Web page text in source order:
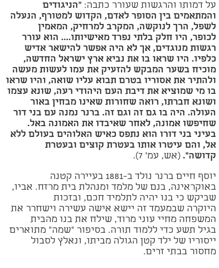
על דמותו והרגשות שעורר כתבה:"הניגודים
והמתאמים בין הסופר לאדם, הקדוש למטורף, הנעלה
לשפל, הרך לנוקשה, המקרב למרחיק, המאמין
לכופר, היו חלק בלתי נפרד מאישיותו.... הוא עורר
רגשות מנוגדים, אך לא היה אפשר להישאר אדיש
כלפיו. היו שראו בו את נביא ארץ ישראל החדשה,
מוכיח בשער המבקש להזעיק את עמו לעשות מעשה
ולהתיר את אסוריו בטרם תבוא עליו שואה, והיו שראו
בו מי שמוציא את דיבת העם היהודי רעה, שונא עצמו
ושונא חברתו, רואה שחורות שאינו מבחין באור
העולה. היה בו גם זה וגם זה. ברנר נמנה עם בני דור
שחיפשו אמונה, לאחר שאיבדו את האמונה באל.
בעיני בני דורו הוא נתפס כאיש האלוהים בעולם ללא
אל, והם עיטרו אותו בעטרת קוצים ובעטרת
קדושה". (אש, עמ' 7).
יוסף חיים ברנר נולד ב-1881 בעיירה קטנה
באוקראינה, בנם של מלמד ומנהלת בית מרזח. אביו,
שביקש כי בנו יהיה לתלמיד חכם, ובזכות
היוקרה שבמעמד זה יישא אישה עשירה וישחרר את
המשפחה מחיי עוני מרוד, שילח את בנו מהבית
בגיל תשע כדי ללמוד תורה. בסיפור "שמה" מתוארים
ייסוריו של ילד קטן הגולה מביתו, ונאלץ לסבול
מחסור בבתי זרים.